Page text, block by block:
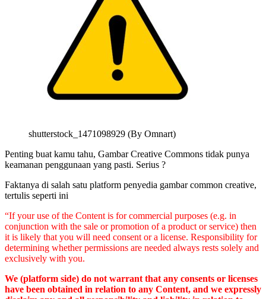
shutterstock_1471098929 (By Omnart)
Penting buat kamu tahu, Gambar Creative Commons tidak punya
keamanan penggunaan yang pasti. Serius ?
Faktanya di salah satu platform penyedia gambar common creative,
tertulis seperti ini
“If your use of the Content is for commercial purposes (e.g. in
conjunction with the sale or promotion of a product or service) then
it is likely that you will need consent or a license. Responsibility for
determining whether permissions are needed always rests solely and
exclusively with you.
We (platform side) do not warrant that any consents or licenses
have been obtained in relation to any Content, and we expressly